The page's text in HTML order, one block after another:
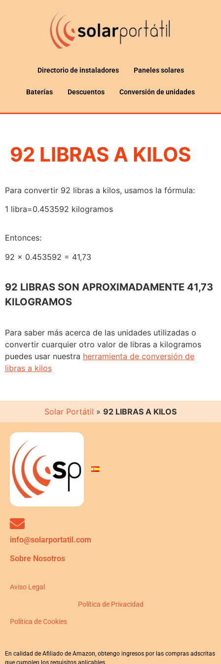
Directorio de instaladores Paneles solares
Baterías Descuentos Conversión de unidades
92 LIBRAS A KILOS
Para convertir 92 libras a kilos, usamos la fórmula:
1 libra=0.453592 kilogramos
Entonces:
92 x 0.453592 = 41,73
92 LIBRAS SON APROXIMADAMENTE 41,73
KILOGRAMOS
Para saber más acerca de las unidades utilizadas o
convertir cuarquier otro valor de libras a kilogramos
puedes usar nuestra herramienta de conversión de
libras a kilos
Solar Portátil » 92 LIBRAS A KILOS
info@solarportatil.com
Sobre Nosotros
Aviso Legal
Política de Privacidad
Política de Cookies
En calidad de Afiliado de Amazon, obtengo ingresos por las compras adscritas
que cumplen los requisitos aplicables